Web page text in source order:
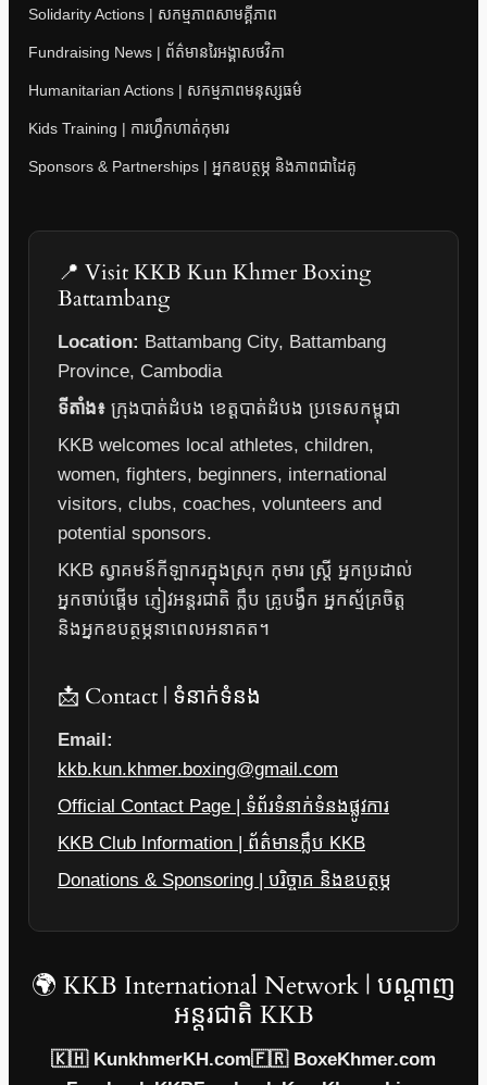
Solidarity Actions | សកម្មភាពសាមគ្គីភាព
Fundraising News | ព័ត៌មានរៃអង្គាសថវិកា
Humanitarian Actions | សកម្មភាពមនុស្សធម៌
Kids Training | ការហ្វឹកហាត់កុមារ
Sponsors & Partnerships | អ្នកឧបត្ថម្ភ និងភាពជាដៃគូ
📍 Visit KKB Kun Khmer Boxing
Battambang
Location: Battambang City, Battambang
Province, Cambodia
ទីតាំង៖ ក្រុងបាត់ដំបង ខេត្តបាត់ដំបង ប្រទេសកម្ពុជា
KKB welcomes local athletes, children,
women, fighters, beginners, international
visitors, clubs, coaches, volunteers and
potential sponsors.
KKB ស្វាគមន៍កីឡាករក្នុងស្រុក កុមារ ស្ត្រី អ្នកប្រដាល់
អ្នកចាប់ផ្តើម ភ្ញៀវអន្តរជាតិ ក្លឹប គ្រូបង្វឹក អ្នកស្ម័គ្រចិត្ត
និងអ្នកឧបត្ថម្ភនាពេលអនាគត។
📩 Contact | ទំនាក់ទំនង
Email:
kkb.kun.khmer.boxing@gmail.com
Official Contact Page | ទំព័រទំនាក់ទំនងផ្លូវការ
KKB Club Information | ព័ត៌មានក្លឹប KKB
Donations & Sponsoring | បរិច្ចាគ និងឧបត្ថម្ភ
🌍 KKB International Network | បណ្តាញ
អន្តរជាតិ KKB
🇰🇭 KunkhmerKH.com🇫🇷 BoxeKhmer.com